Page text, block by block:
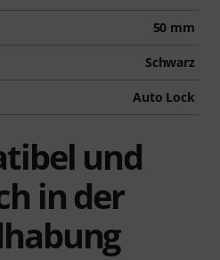
50 mm
Schwarz
Auto Lock
und
in der